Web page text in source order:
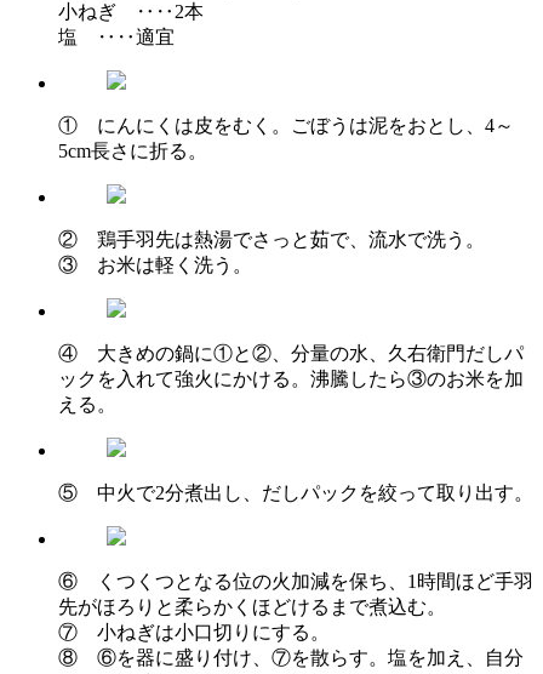
小ねぎ ‥‥2本
塩 ‥‥適宜
① にんにくは皮をむく。ごぼうは泥をおとし、4～
5cm長さに折る。
② 鶏手羽先は熱湯でさっと茹で、流水で洗う。
③ お米は軽く洗う。
④ 大きめの鍋に①と②、分量の水、久右衛門だしパ
ックを入れて強火にかける。沸騰したら③のお米を加
える。
⑤ 中火で2分煮出し、だしパックを絞って取り出す。
⑥ くつくつとなる位の火加減を保ち、1時間ほど手羽
先がほろりと柔らかくほどけるまで煮込む。
⑦ 小ねぎは小口切りにする。
⑧ ⑥を器に盛り付け、⑦を散らす。塩を加え、自分